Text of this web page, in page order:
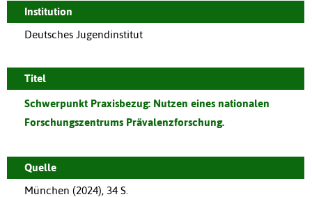
Institution
Deutsches Jugendinstitut
Titel
Schwerpunkt Praxisbezug: Nutzen eines nationalen
Forschungszentrums Prävalenzforschung.
Quelle
München (2024), 34 S.